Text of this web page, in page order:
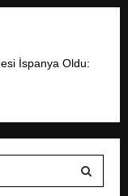
İspanya Oldu: